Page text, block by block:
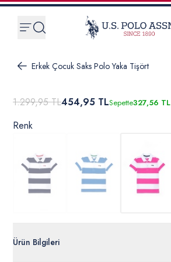
Erkek Çocuk Saks Polo Yaka Tişört
1.299,95 TL454,95 TLSepette327,56 TL
Renk
Ürün Bilgileri